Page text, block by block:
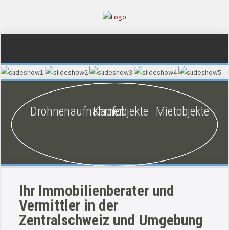
Drohnenaufnahmen
Kaufobjekte Mietobjekte
Ihr Immobilienberater und
Vermittler in der
Zentralschweiz und Umgebung